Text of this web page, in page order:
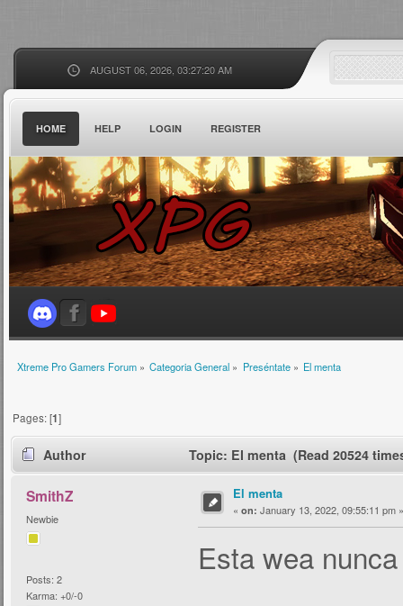
AUGUST 06, 2026, 03:27:20 AM
HOME HELP LOGIN REGISTER
Xtreme Pro Gamers Forum» Categoria General » Preséntate» El menta
Pages: [1]
Author Topic: El menta (Read 20524
SmithZ
Newbie
Posts: 2
Karma: +0/-0
El menta
« on: January 13, 2022, 09:55:11 pm »
Esta wea